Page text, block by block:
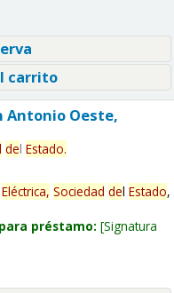
carrito
Antonio Oeste,
del Estado.
Eléctrica, Sociedad del Estado,
préstamo: Signatura